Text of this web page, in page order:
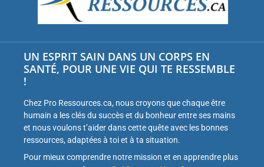
UN ESPRIT SAIN DANS UN CORPS EN
SANTÉ, POUR UNE VIE QUI TE RESSEMBLE
!
Chez Pro Ressources.ca, nous croyons que chaque être
humain a les clés du succès et du bonheur entre ses mains
et nous voulons t’aider dans cette quête avec les bonnes
ressources, adaptées à toi et à ta situation.
Pour mieux comprendre notre mission et en apprendre plus